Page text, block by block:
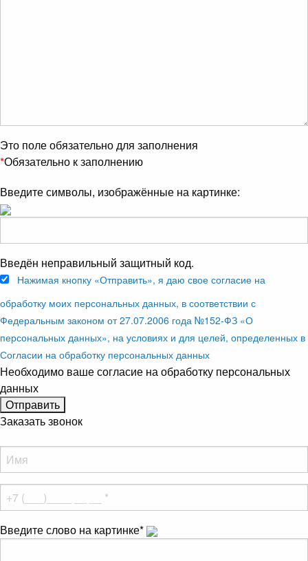
Это поле обязательно для заполнения
*Обязательно к заполнению
Введите символы, изображённые на картинке:
Введён неправильный защитный код.
Нажимая кнопку «Отправить», я даю свое согласие на
обработку моих персональных данных, в соответствии с
Федеральным законом от 27.07.2006 года №152-ФЗ «О
персональных данных», на условиях и для целей, определенных в
Согласии на обработку персональных данных
Необходимо ваше согласие на обработку персональных
данных
Заказать звонок
Введите слово на картинке*